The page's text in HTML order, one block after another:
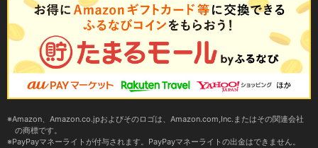
Amazon、Amazon.co.jpおよびそのロゴは、Amazon.com,Inc.またはその関連会社
の商標です。
PayPayマネーライトが付与されます。PayPayマネーライトの出金はできません。